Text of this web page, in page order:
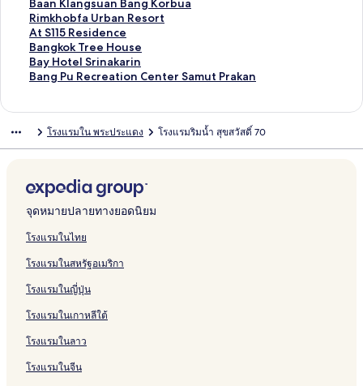
t
e
l
o
t
e
l
B
o
-
T
c
C
o
a
t
s
S
a
r
n
g
s
o
n
P
l
c
o
n
u
t
B
g
k
o
k
v
i
l
l
a
R
e
l
a
x
a
t
e
l
บ
B
e
a
r
6
t
e
l
รั
บ
Y
u
s
V
l
a
B
a
g
o
o
ห
รั
บ
R
q
k
S
u
k
h
m
i
t
1
0
b
สำ
ห
รั
บ
1
s
t
น
สำ
ห
รั
บ
H
p
o
H
o
e
า
น
สำ
ห
รั
d
e
w
r
e
o
t
ฐ
า
น
สำ
ห
m
M
s
i
o
n
ร
ฐ
า
น
สำ
r
r
a
V
i
l
ต
ร
ฐ
า
น
L
'
s
M
a
k
e
s
i
d
n
า
ต
ร
ฐ
า
บ
l
l
n
e
s
t
a
y
&
o
ม
า
ต
ร
ฐ
รั
4
R
e
s
d
n
c
e
ก์
ม
า
ต
ร
สำ
ห
K
o
o
n
o
e
l
S
u
h
Baan Klangsuan Bang Korbua
ง
ก์
ม
า
ต
สำ
บ
B
a
a
K
a
n
g
s
a
Rimkhobfa Urban Resort
ลิ
ง
ก์
ม
า
น
รั
บ
R
i
k
o
b
f
a
r
At S115 Residence
ลิ
ง
ก์
ม
า
ห
รั
บ
A
S
1
5
R
e
i
Bangkok Tree House
ลิ
ง
ก์
ฐ
สำ
ห
รั
บ
a
g
k
o
k
r
Bay Hotel Srinakarin
ลิ
ง
ร
น
สำ
ห
รั
B
y
H
o
t
l
Bang Pu Recreation Center Samut Prakan
ลิ
ต
า
น
สำ
ห
บ
a
n
g
P
R
โรงแรมใน พระประแดง โรงแรมริมน้ำ สุขสวัสดิ์ 70
จุดหมายปลายทางยอดนิยม
โรงแรมในไทย
โรงแรมในสหรัฐอเมริกา
โรงแรมในญี่ปุ่น
โรงแรมในเกาหลีใต้
โรงแรมในลาว
โรงแรมในจีน